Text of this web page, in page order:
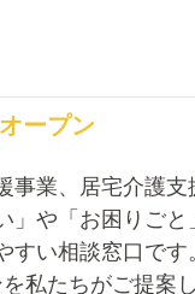
ープン
事業、居宅介護支
や「お困りごと
い相談窓口です
私たちがご提案し